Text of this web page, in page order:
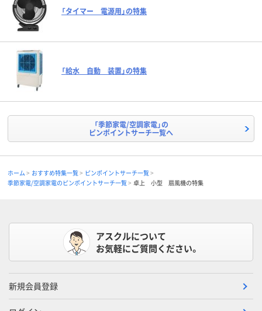
「タイマー 電源用」の特集
「給水 自動 装置」の特集
「季節家電/空調家電」の
ピンポイントサーチ一覧へ
ホーム おすすめ特集一覧
ピンポイントサーチ一覧
季節家電/空調家電のピンポイントサーチ一覧
卓上 小型 扇風機の特集
アスクルについて
お気軽にご質問ください。
新規会員登録